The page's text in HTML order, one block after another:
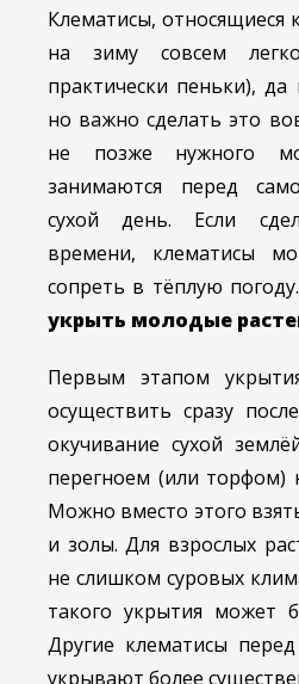
Клематисы, относящиеся
на зиму совсем
практически пеньки),
но важно сделать это
не позже нужного
занимаются перед
сухой день. Если
времени, клематисы
сопреть в тёплую погоду.
укрыть молодые
Первым этапом
осуществить сразу
окучивание сухой
перегноем (или торфом)
Можно вместо этого
и золы. Для взрослых
не слишком суровых
такого укрытия может
Другие клематисы
укрывают более